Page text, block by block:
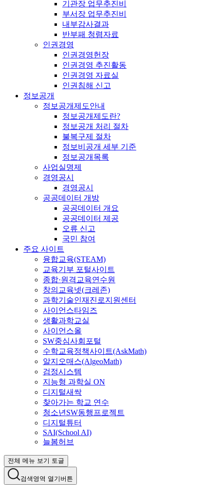
기관장 업무추진비
부서장 업무추진비
내부감사결과
반부패 청렴자료
인권경영
인권경영헌장
인권경영 추진활동
인권경영 자료실
인권침해 신고
정보공개
정보공개제도안내
정보공개제도란?
정보공개 처리 절차
불복구제 절차
정보비공개 세부 기준
정보공개목록
사업실명제
경영공시
경영공시
공공데이터 개방
공공데이터 개요
공공데이터 제공
오류 신고
국민 참여
주요 사이트
융합교육(STEAM)
교육기부 포털사이트
종합·원격교육연수원
창의교육넷(크레존)
과학기술인재진로지원센터
사이언스타임즈
생활과학교실
사이언스올
SW중심사회포털
수학교육정책사이트(AskMath)
알지오매스(AlgeoMath)
검정시스템
지능형 과학실 ON
디지털새싹
찾아가는 학교 연수
청소년SW동행프로젝트
디지털튜터
SAI(School AI)
늘봄허브
전체 메뉴 보기 토글
검색영역 열기버튼